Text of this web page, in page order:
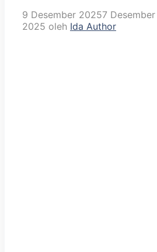
9 Desember 20257 Desember
2025 oleh Ida Author